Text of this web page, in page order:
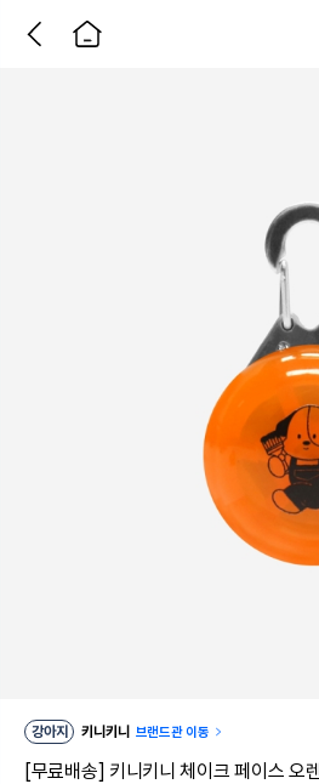
강아지 키니키니 브랜드관 이동
[무료배송] 키니키니 체이크 페이스 오